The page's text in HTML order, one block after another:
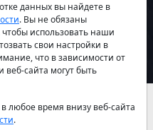
по договоренности
данных вы найдете в
. Вы не обязаны
использовать наши
свои настройки в
что в зависимости от
сайта могут быть
любое время внизу веб-сайта
.